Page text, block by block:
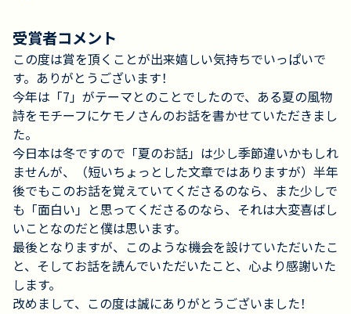
受賞者コメント
この度は賞を頂くことが出来嬉しい気持ちでいっぱいで
す。ありがとうございます！
今年は「7」がテーマとのことでしたので、ある夏の風物
詩をモチーフにケモノさんのお話を書かせていただきまし
た。
今日本は冬ですので「夏のお話」は少し季節違いかもしれ
ませんが、（短いちょっとした文章ではありますが）半年
後でもこのお話を覚えていてくださるのなら、また少しで
も「面白い」と思ってくださるのなら、それは大変喜ばし
いことなのだと僕は思います。
最後となりますが、このような機会を設けていただいたこ
と、そしてお話を読んでいただいたこと、心より感謝いた
します。
改めまして、この度は誠にありがとうございました！